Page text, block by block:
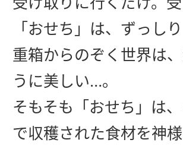
「おせち」は、ずっしり
重箱からのぞく世界は
うに美しい…。
そもそも「おせち」は
で収穫された食材を神